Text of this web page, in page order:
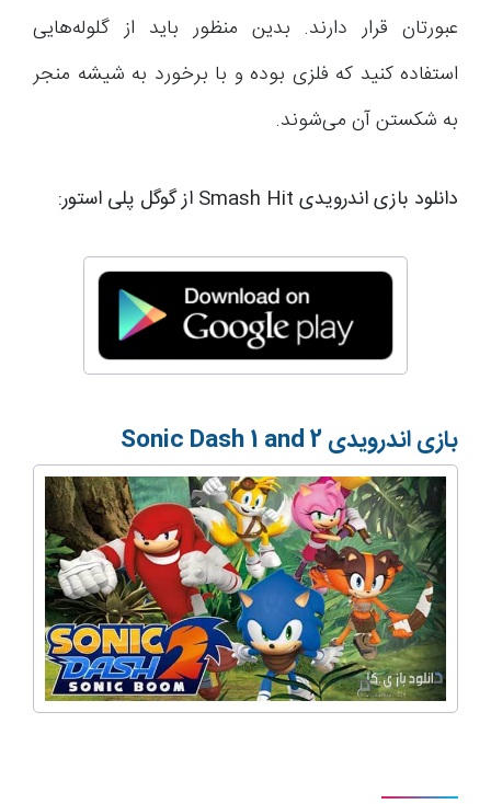
عبورتان قرار دارند. بدین منظور باید از گلوله‌هایی
استفاده کنید که فلزی بوده و با برخورد به شیشه منجر
به شکستن آن می‌شوند.
دانلود بازی اندرویدی Smash Hit از گوگل پلی استور:
بازی اندرویدیSonic Dash 1 and 2